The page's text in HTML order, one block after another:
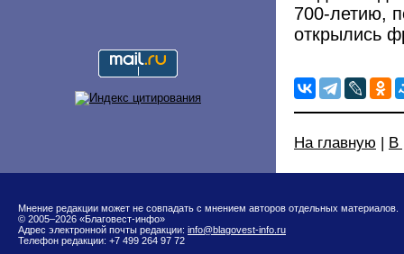
700-летию,
открылись
На главную | В
Мнение редакции может не совпадать с мнением авторов отдельных материалов.
© 2005–2026 «Благовест-инфо»
Адрес электронной почты редакции: info@blagovest-info.ru
Телефон редакции: +7 499 264 97 72